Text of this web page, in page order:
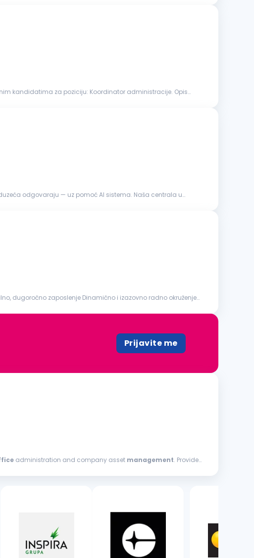
kandidatima za poziciju: Koordinator administracije. Opis
odgovaraju — uz pomoć AI sistema. Naša centrala u
Prijavite me
administration and company asset management. Provide